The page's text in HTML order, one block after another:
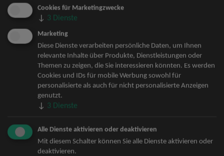
Die Fantastischen Vier Tickets
Herbert Grönemeyer Tickets
Deep Purple Tickets
Howard Carpendale Tickets
Jan Delay & Disko No.1 Tickets
Pur Tickets
Bob Dylan Tickets
Mark Forster Tickets
The Prodigy Tickets
Niedeckens BAP Tickets
Judas Priest Tickets
Cookies für Marketingzwecke
↓ 3 Dienste
Marketing
Diese Dienste verarbeiten persönliche Daten, um Ihnen
relevante Inhalte über Produkte, Dienstleistungen oder
Themen zu zeigen, die Sie interessieren könnten. Es werden
Cookies und IDs für mobile Werbung sowohl für
personalisierte als auch für nicht personalisierte Anzeigen
genutzt.
↓ 3 Dienste
Alle Dienste aktivieren oder deaktivieren
Mit diesem Schalter können Sie alle Dienste aktivieren oder
deaktivieren.